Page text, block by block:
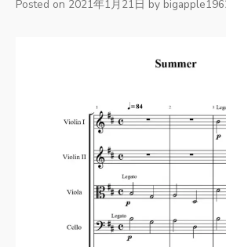
Posted on 2021年1月21日 by